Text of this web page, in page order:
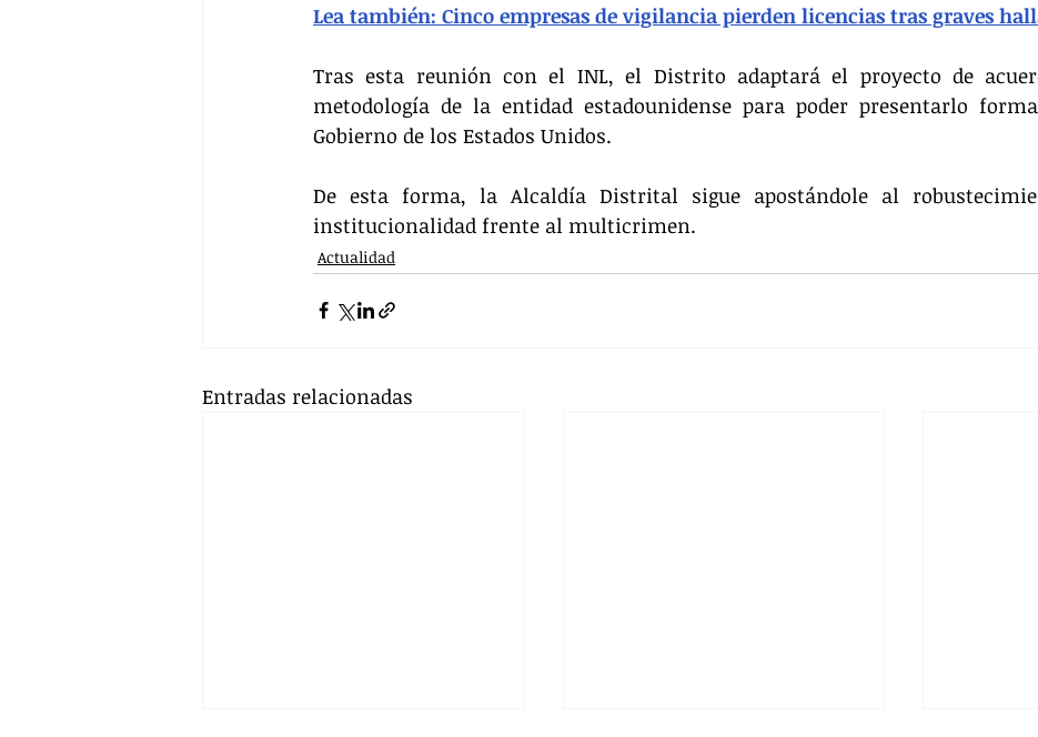
Lea también: Cinco empresas de vigilancia pierden licencias tras graves
Tras esta reunión con el INL, el Distrito adaptará el proyecto de
metodología de la entidad estadounidense para poder presentarlo
Gobierno de los Estados Unidos.
De esta forma, la Alcaldía Distrital sigue apostándole al
institucionalidad frente al multicrimen.
Actualidad
Entradas relacionadas